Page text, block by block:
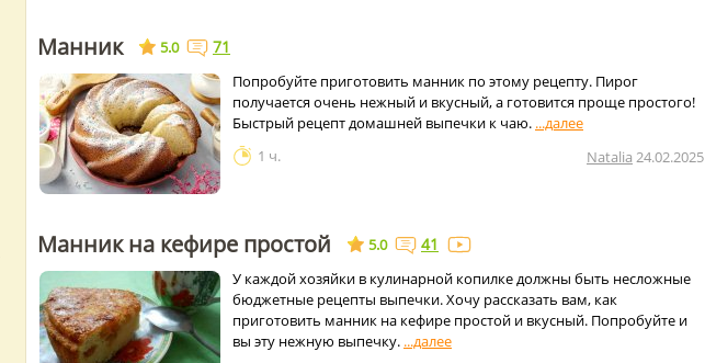
Манник 5.0 71
Попробуйте приготовить манник по этому рецепту. Пирог
получается очень нежный и вкусный, а готовится проще простого!
Быстрый рецепт домашней выпечки к чаю.
1 ч.
Natalia 24.02.2025
Манник на кефире простой 5.0 41
У каждой хозяйки в кулинарной копилке должны быть несложные
бюджетные рецепты выпечки. Хочу рассказать вам, как
приготовить манник на кефире простой и вкусный. Попробуйте и
вы эту нежную выпечку.